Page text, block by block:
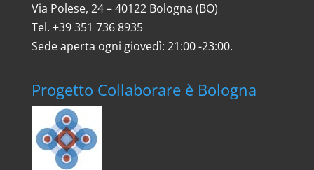
Via Polese, 24 – 40122 Bologna (BO)
Tel. ‎+39 351 736 8935
Sede aperta ogni giovedì: 21:00 -23:00.
Progetto Collaborare è Bologna